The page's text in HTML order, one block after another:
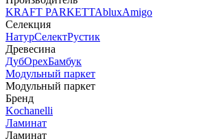
KRAFT PARKETTAbluxAmigo
Селекция
НатурСелектРустик
Древесина
ДубОрехБамбук
Модульный паркет
Модульный паркет
Бренд
Kochanelli
Ламинат
Ламинат